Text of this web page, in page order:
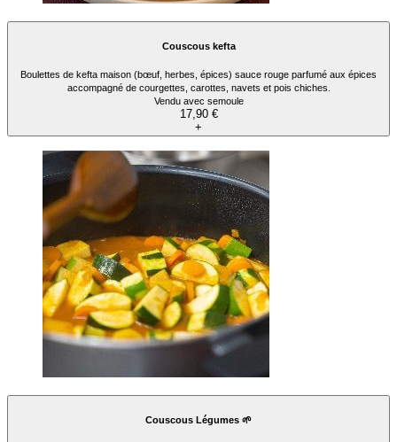
Couscous kefta
Boulettes de kefta maison (bœuf, herbes, épices) sauce rouge parfumé aux épices
accompagné de courgettes, carottes, navets et pois chiches.
Vendu avec semoule
17,90 €
+
Couscous Légumes 🌱